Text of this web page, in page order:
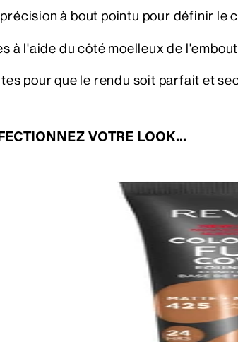
à bout pointu pour définir le
à l'aide du côté moelleux de l'embout
pour que le rendu soit parfait et
VOTRE LOOK...